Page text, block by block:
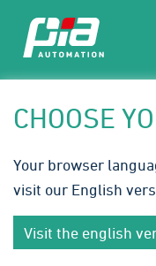
23.-24. September
Innovative
Medizintechnik. Wir
Galway.
Mehr erfahren
CHOOSE
Your browser
visit our English
Visit the english